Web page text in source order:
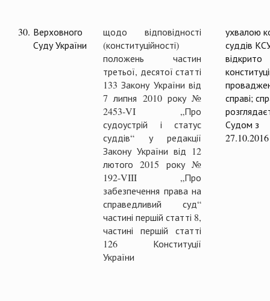
30. Верховного
Суду України
щодо відповідності
(конституційності)
положень частин
третьої, десятої статті
133 Закону України від
7 липня 2010 року №
2453-VI „Про
судоустрій і статус
суддів“ у редакції
Закону України від 12
лютого 2015 року №
192-VIII „Про
забезпечення права на
справедливий суд“
частині першій статті 8,
частині першій статті
126 Конституції
України
ухвалою
суддів
відкрито
справі;
Судом з
27.10.2016